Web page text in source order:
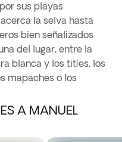
sus playas
la selva hasta
bien señalizados
del lugar, entre la
blanca y los titíes, los
mapaches o los
A MANUEL